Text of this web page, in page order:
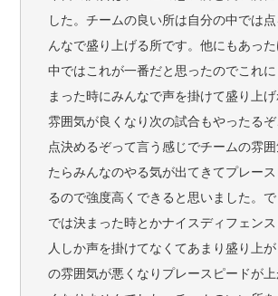
した。チームの良い所は自分の中では
んなで盛り上げる所です。他にもあっ
中ではこれが一番だと思ったのでこれ
まった時にみんなで声を掛けて盛り上
雰囲気が良くなり次の試合もやったる
点決めるぞって言う感じでチームの雰
たらみんなのやる気が出てきてプレー
るので強度高くできると思いました。
では決まった時とかナイスディフェン
人しか声を掛けてなくてあまり盛り上
の雰囲気が悪くなりプレースピードが